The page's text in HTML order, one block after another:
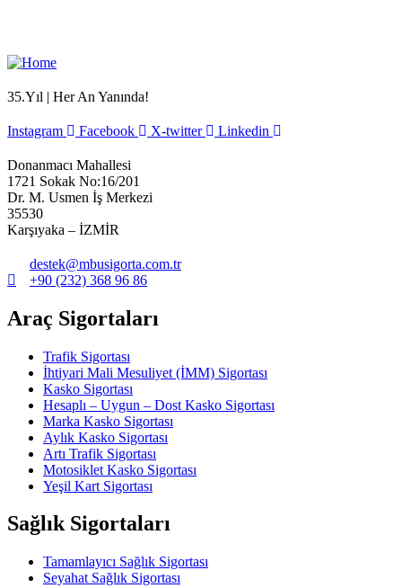
35.Yıl | Her An Yanında!
Instagram Facebook X-twitter Linkedin
Donanmacı Mahallesi
1721 Sokak No:16/201
Dr. M. Usmen İş Merkezi
35530
Karşıyaka – İZMİR
destek@mbusigorta.com.tr
+90 (232) 368 96 86
Araç Sigortaları
Trafik Sigortası
İhtiyari Mali Mesuliyet (İMM) Sigortası
Kasko Sigortası
Hesaplı – Uygun – Dost Kasko Sigortası
Marka Kasko Sigortası
Aylık Kasko Sigortası
Artı Trafik Sigortası
Motosiklet Kasko Sigortası
Yeşil Kart Sigortası
Sağlık Sigortaları
Tamamlayıcı Sağlık Sigortası
Seyahat Sağlık Sigortası